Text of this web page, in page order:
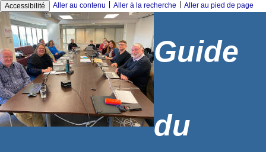
Accessibilité Aller au contenu Aller à la recherche Aller au pied de page
Guide
du